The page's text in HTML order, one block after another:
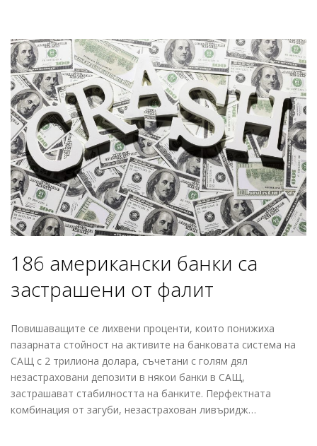
186 американски банки са
застрашени от фалит
Повишаващите се лихвени проценти, които понижиха
пазарната стойност на активите на банковата система на
САЩ с 2 трилиона долара, съчетани с голям дял
незастраховани депозити в някои банки в САЩ,
застрашават стабилността на банките. Перфектната
комбинация от загуби, незастрахован ливъридж…